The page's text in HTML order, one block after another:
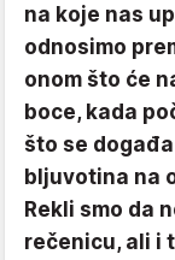
na koje nas
odnosimo
onom što će
boce, kada
što se
bljuvotina na
Rekli smo da
rečenicu, ali i